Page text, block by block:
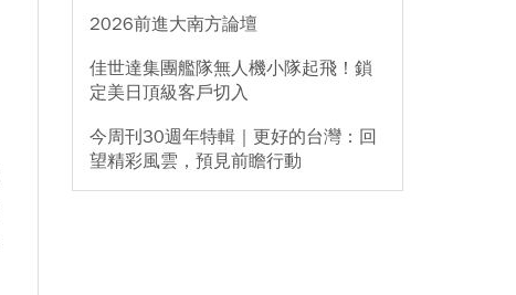
2026前進大南方論壇
佳世達集團艦隊無人機小隊起飛！鎖
定美日頂級客戶切入
今周刊30週年特輯｜更好的台灣：回
望精彩風雲，預見前瞻行動